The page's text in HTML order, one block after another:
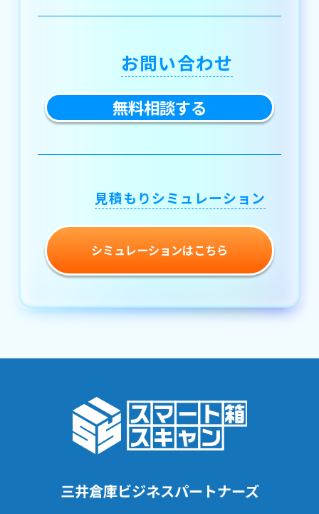
お問い合わせ
無料相談する
見積もりシミュレーション
シミュレーションはこちら
三井倉庫ビジネスパートナーズ